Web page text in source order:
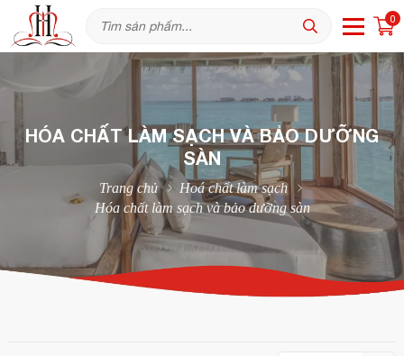
0
HÓA CHẤT LÀM SẠCH VÀ BẢO DƯỠNG
SÀN
Trang chủ
Hoá chất làm sạch
Hóa chất làm sạch và bảo dưỡng sàn